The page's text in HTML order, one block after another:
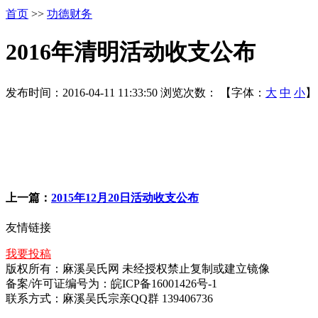
首页 >> 功德财务
2016年清明活动收支公布
发布时间：2016-04-11 11:33:50 浏览次数： 【字体： 大 中 小】
上一篇： 2015年12月20日活动收支公布
友情链接
我要投稿
版权所有：麻溪吴氏网 未经授权禁止复制或建立镜像
备案/许可证编号为：皖ICP备16001426号-1
联系方式：麻溪吴氏宗亲QQ群 139406736